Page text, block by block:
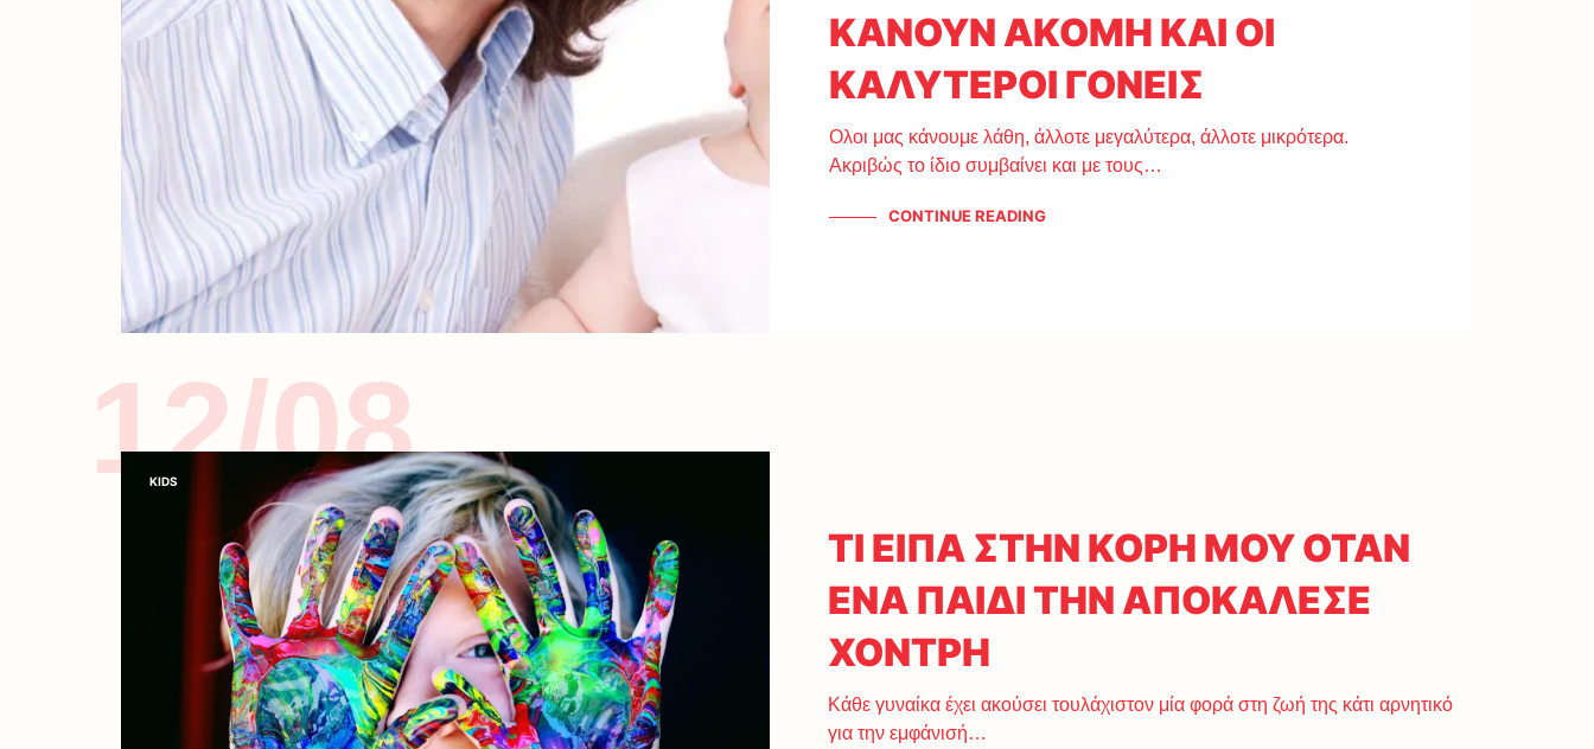
ΚΑΝΟΥΝ ΑΚΟΜΗ ΚΑΙ ΟΙ
ΚΑΛΥΤΕΡΟΙ ΓΟΝΕΙΣ
Ολοι μας κάνουμε λάθη, άλλοτε μεγαλύτερα, άλλοτε μικρότερα.
Ακριβώς το ίδιο συμβαίνει και με τους…
CONTINUE READING
12/08
KIDS
ΤΙ ΕΙΠΑ ΣΤΗΝ ΚΟΡΗ ΜΟΥ ΟΤΑΝ
ΕΝΑ ΠΑΙΔΙ ΤΗΝ ΑΠΟΚΑΛΕΣΕ
ΧΟΝΤΡΗ
Κάθε γυναίκα έχει ακούσει τουλάχιστον μία φορά στη ζωή της κάτι αρνητικό
για την εμφάνισή…